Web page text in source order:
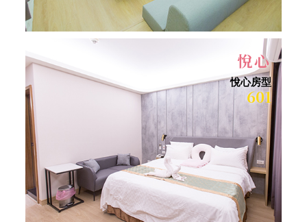
悅心
悅心房型
601